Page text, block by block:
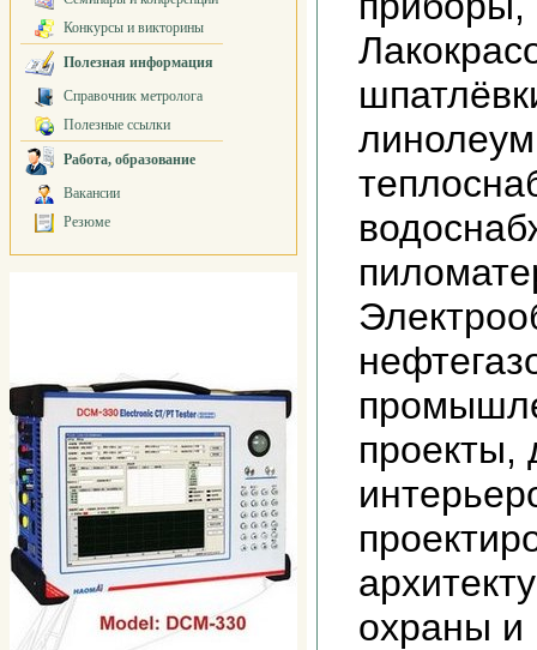
Конкурсы и викторины
Полезная информация
Справочник метролога
Полезные ссылки
Работа, образование
Вакансии
Резюме
проекты,
охраны и